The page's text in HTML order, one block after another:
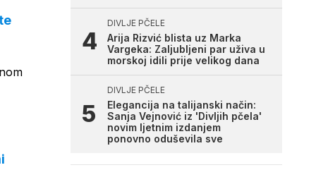
DIVLJE PČELE
Arija Rizvić blista uz Marka
Vargeka: Zaljubljeni par uživa u
morskoj idili prije velikog dana
DIVLJE PČELE
Elegancija na talijanski način:
Sanja Vejnović iz 'Divljih pčela'
novim ljetnim izdanjem
ponovno oduševila sve